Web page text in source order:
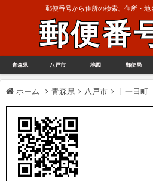
郵便番号から住所の検索、住所・地
郵便番
青森県 八戸市 地図 郵便局
ホーム 青森県 八戸市 十一日町